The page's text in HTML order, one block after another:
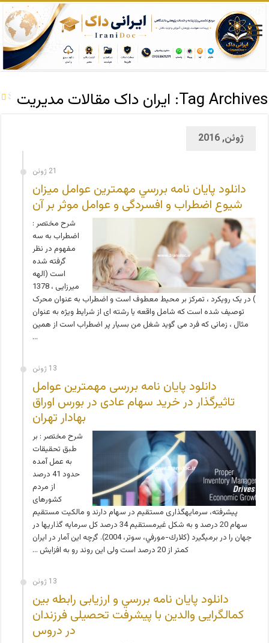
Tag Archives: ایران داک مقالات مدیریت
ژوئن, 2016
21 ژوئن
دانلود پایان نامه بررسي مهمترین عوامل ميزان
شيوع اضطراب و افسردگی و عوامل موثر بر آن
شرح مختصر :
اضطراب به سه
مفهوم در نظر
گرفته شده
است (الهه
میرزایی ، 1378
) در یک رویکرد ، تمرکز بر محیط معطوف است و اضطراب به عنوان محرک
توصیف شده است که شامل واقعه یا رشته ای از شرایط ویژه به عنوان
مثال ، زمانی که فرد می گوید شغل من بسیار پر اضطراب است از همین
…
13 ژوئن
دانلود پایان نامه بررسی مهمترین عوامل
تاثیرگذار در خرید سهام عادی در بورس اوراق
بهادار تهران
شرح مختصر : بر
طبق تحقیقات
به عمل آمده
حدود 41 درصد
از مردم
کشورهای
پیشرفته، سرمایه­گذاری مستقیم در سهام دارند و مالکیت مستقیم
سهام 20 درصد و به شکل غیرمستقیم 34 درصد کل سرمایه گذاریها در
جهان را در برمی­گیرد (كلارك-مورفي، سوتر، 2004). گرچه این آمار در ایران
کمتر از 20 درصد است ولی این روند رو به افزایش …
13 ژوئن
دانلود پایان نامه بررسي و ارزیابی رابطه بین
کمالگرایی والدین با پیشرفت تحصیلی فرزندان
در دروس